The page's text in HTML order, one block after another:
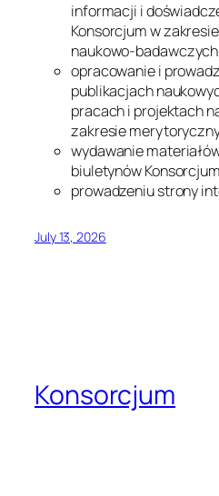
informacji i
Konsorcjum w
naukowo-
opracowanie i
publikacjach
pracach i projektach
zakresie
wydawanie
biuletynów
prowadzeniu strony
July 13, 2026
Konsorcjum